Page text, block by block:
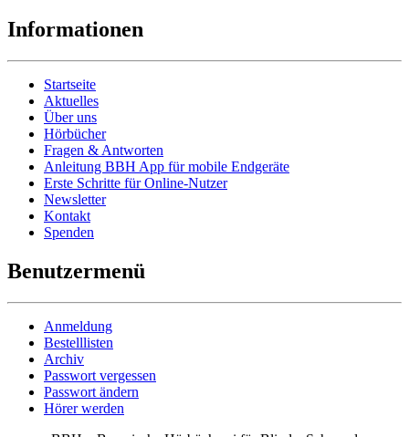
Informationen
Startseite
Aktuelles
Über uns
Hörbücher
Fragen & Antworten
Anleitung BBH App für mobile Endgeräte
Erste Schritte für Online-Nutzer
Newsletter
Kontakt
Spenden
Benutzermenü
Anmeldung
Bestelllisten
Archiv
Passwort vergessen
Passwort ändern
Hörer werden